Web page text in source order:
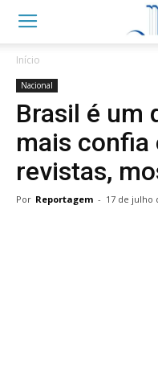
Início
Nacional
Brasil é um
mais confia
revistas,
Por Reportagem - 17 de julho